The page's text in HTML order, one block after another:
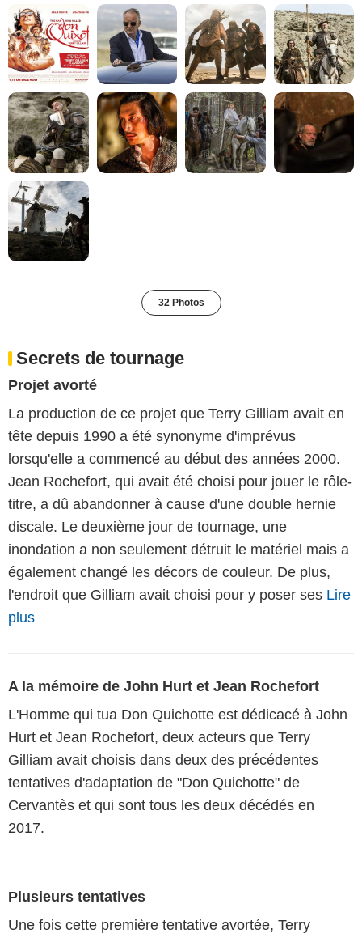
32 Photos
Secrets de tournage
Projet avorté
La production de ce projet que Terry Gilliam avait en
tête depuis 1990 a été synonyme d'imprévus
lorsqu'elle a commencé au début des années 2000.
Jean Rochefort, qui avait été choisi pour jouer le rôle-
titre, a dû abandonner à cause d'une double hernie
discale. Le deuxième jour de tournage, une
inondation a non seulement détruit le matériel mais a
également changé les décors de couleur. De plus,
l'endroit que Gilliam avait choisi pour y poser ses Lire
plus
A la mémoire de John Hurt et Jean Rochefort
L'Homme qui tua Don Quichotte est dédicacé à John
Hurt et Jean Rochefort, deux acteurs que Terry
Gilliam avait choisis dans deux des précédentes
tentatives d'adaptation de "Don Quichotte" de
Cervantès et qui sont tous les deux décédés en
2017.
Plusieurs tentatives
Une fois cette première tentative avortée, Terry